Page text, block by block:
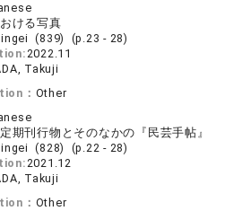
ける写真
(839) (p.23 - 28)
2022.11
Takuji
： Other
期刊行物とそのなかの『民芸手帖』
(828) (p.22 - 28)
2021.12
Takuji
： Other